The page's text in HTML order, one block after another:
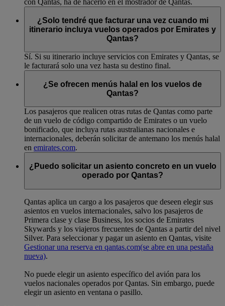
con Qantas, ha de hacerlo en el mostrador de Qantas.
¿Solo tendré que facturar una vez cuando mi
itinerario incluya vuelos operados por Emirates y
Qantas?
Sí. Si su itinerario incluye servicios con Emirates y Qantas, se
le facturará solo una vez hasta su destino final.
¿Se ofrecen menús halal en los vuelos de
Qantas?
Los pasajeros que realicen otras rutas de Qantas como parte
de un vuelo de código compartido de Emirates o un vuelo
bonificado, que incluya rutas australianas nacionales e
internacionales, deberán solicitar de antemano los menús halal
en emirates.com.
¿Puedo solicitar un asiento concreto en un vuelo
operado por Qantas?
Qantas aplica un cargo a los pasajeros que deseen elegir sus
asientos en vuelos internacionales, salvo los pasajeros de
Primera clase y clase Business, los socios de Emirates
Skywards y los viajeros frecuentes de Qantas a partir del nivel
Silver. Para seleccionar y pagar un asiento en Qantas, visite
Gestionar una reserva en qantas.com(se abre en una pestaña
nueva).
No puede elegir un asiento específico del avión para los
vuelos nacionales operados por Qantas. Sin embargo, puede
elegir un asiento en ventana o pasillo.